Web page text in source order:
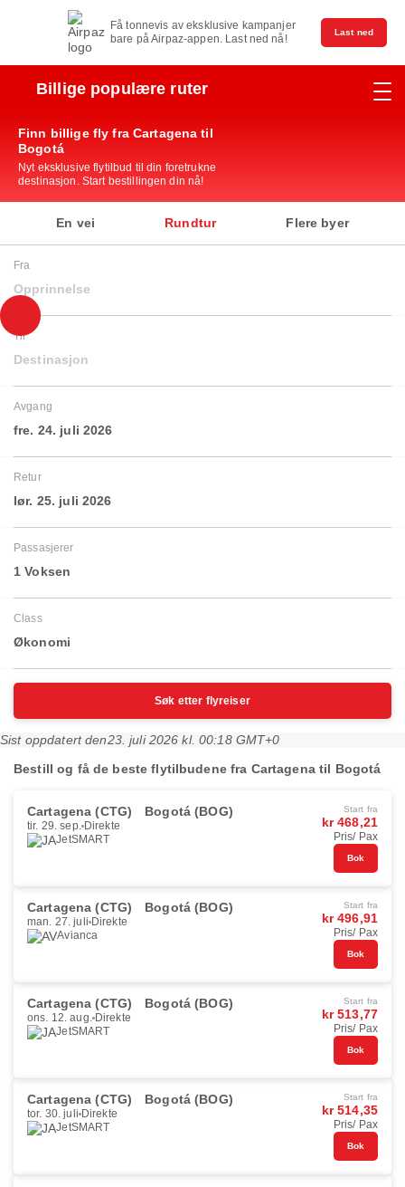
Få tonnevis av eksklusive kampanjer
bare på Airpaz-appen. Last ned nå!
Last ned
Billige populære ruter
Finn billige fly fra Cartagena til
Bogotá
Nyt eksklusive flytilbud til din foretrukne
destinasjon. Start bestillingen din nå!
En vei Rundtur Flere byer
Fra
Opprinnelse
Til
Destinasjon
Avgang
fre. 24. juli 2026
Retur
lør. 25. juli 2026
Passasjerer
1 Voksen
Class
Økonomi
Søk etter flyreiser
Sist oppdatert den23. juli 2026 kl. 00:18 GMT+0
Bestill og få de beste flytilbudene fra Cartagena til Bogotá
Cartagena (CTG) Bogotá (BOG)
tir. 29. sep. Direkte
JetSMART
Start fra
kr 468,21
Pris/ Pax
Bok
Cartagena (CTG) Bogotá (BOG)
man. 27. juli Direkte
Avianca
Start fra
kr 496,91
Pris/ Pax
Bok
Cartagena (CTG) Bogotá (BOG)
ons. 12. aug. Direkte
JetSMART
Start fra
kr 513,77
Pris/ Pax
Bok
Cartagena (CTG) Bogotá (BOG)
tor. 30. juli Direkte
JetSMART
Start fra
kr 514,35
Pris/ Pax
Bok